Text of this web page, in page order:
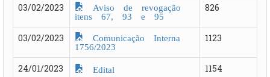
03/02/2023
Aviso de revogação
itens 67, 93 e 95
826
03/02/2023
Comunicação Interna
1756/2023
1123
24/01/2023 Edital 1154